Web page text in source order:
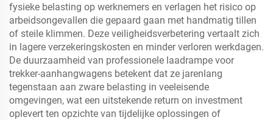
fysieke belasting op werknemers en verlagen het risico op
arbeidsongevallen die gepaard gaan met handmatig tillen
of steile klimmen. Deze veiligheidsverbetering vertaalt zich
in lagere verzekeringskosten en minder verloren werkdagen.
De duurzaamheid van professionele laadrampe voor
trekker-aanhangwagens betekent dat ze jarenlang
tegenstaan aan zware belasting in veeleisende
omgevingen, wat een uitstekende return on investment
oplevert ten opzichte van tijdelijke oplossingen of